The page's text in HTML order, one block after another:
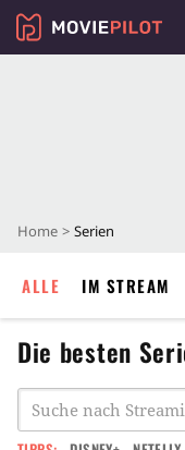
Home Serien
ALLE IM STREAM
Die besten